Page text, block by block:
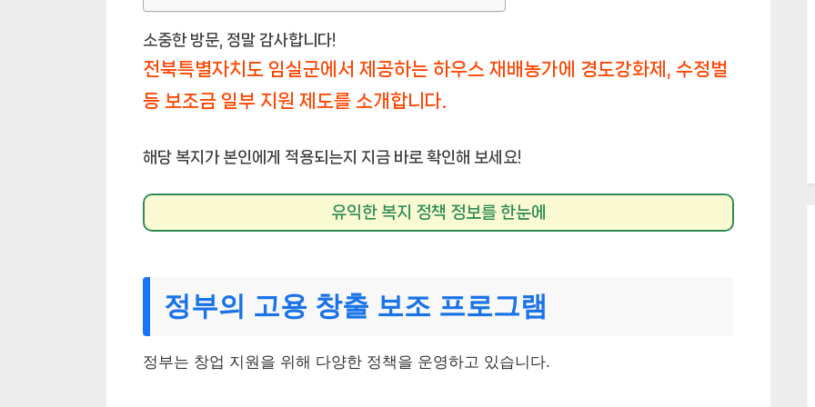
소중한 방문, 정말 감사합니다!
전북특별자치도 임실군에서 제공하는 하우스 재배농가에 경도강화제, 수정벌
등 보조금 일부 지원 제도를 소개합니다.
해당 복지가 본인에게 적용되는지 지금 바로 확인해 보세요!
유익한 복지 정책 정보를 한눈에
정부의 고용 창출 보조 프로그램
정부는 창업 지원을 위해 다양한 정책을 운영하고 있습니다.